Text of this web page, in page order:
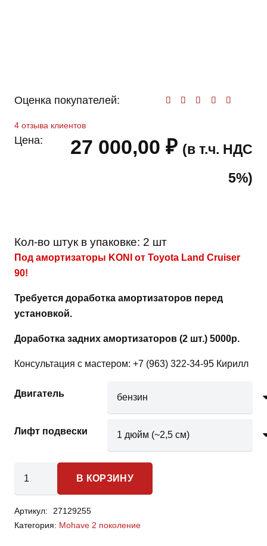
Оценка покупателей:
4 отзыва клиентов
Цена: 27 000,00 ₽ (в т.ч. НДС
5%)
Кол-во штук в упаковке: 2 шт
Под амортизаторы KONI от Toyota Land Cruiser
90!
Требуется доработка амортизаторов перед
установкой.
Доработка задних амортизаторов (2 шт.) 5000р.
Консультация с мастером: +7 (963) 322-34-95 Кирилл
Двигатель
Лифт подвески
товара
Mohave
2
В КОРЗИНУ
Артикул:
27129255
Категория: Mohave 2 поколение